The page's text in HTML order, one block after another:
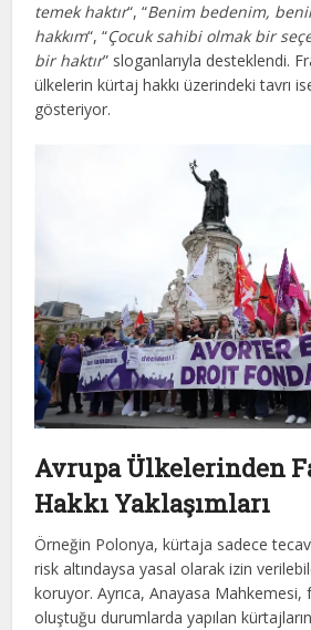
temek haktır“, “Benim bedenim,
hakkım“, “Çocuk sahibi olmak bir
bir haktır” sloganlarıyla desteklendi.
ülkelerin kürtaj hakkı üzerindeki tavrı
gösteriyor.
Avrupa Ülkelerinden
Hakkı Yaklaşımları
Örneğin Polonya, kürtaja sadece
risk altındaysa yasal olarak izin
koruyor. Ayrıca, Anayasa Mahkemesi,
oluştuğu durumlarda yapılan